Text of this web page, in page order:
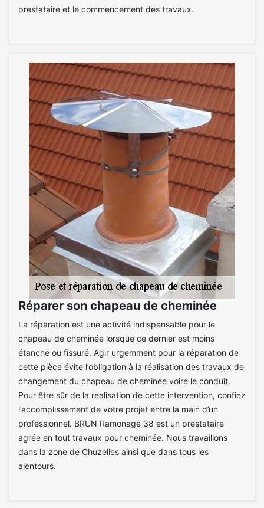
prestataire et le commencement des travaux.
Réparer son chapeau de cheminée
La réparation est une activité indispensable pour le
chapeau de cheminée lorsque ce dernier est moins
étanche ou fissuré. Agir urgemment pour la réparation de
cette pièce évite l’obligation à la réalisation des travaux de
changement du chapeau de cheminée voire le conduit.
Pour être sûr de la réalisation de cette intervention, confiez
l’accomplissement de votre projet entre la main d’un
professionnel. BRUN Ramonage 38 est un prestataire
agrée en tout travaux pour cheminée. Nous travaillons
dans la zone de Chuzelles ainsi que dans tous les
alentours.